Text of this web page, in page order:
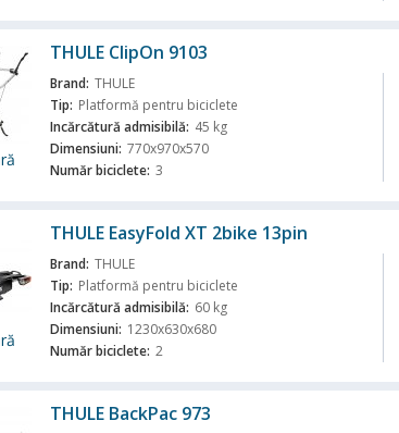
THULE ClipOn 9103
Brand: THULE
Tip: Platformă pentru biciclete
Incărcătură admisibilă: 45 kg
Dimensiuni: 770x970x570
Număr biciclete: 3
THULE EasyFold XT 2bike 13pin
Brand: THULE
Tip: Platformă pentru biciclete
Incărcătură admisibilă: 60 kg
Dimensiuni: 1230x630x680
Număr biciclete: 2
THULE BackPac 973